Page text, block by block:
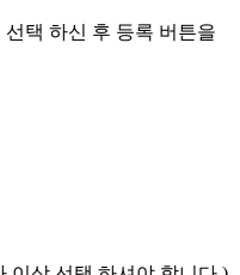
선택 하신 후 등록 버튼을